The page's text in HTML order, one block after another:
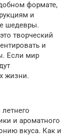
формате,
и
шедевры.
творческий
и
Если мир
жизни.
и ароматного
вкуса. Как и